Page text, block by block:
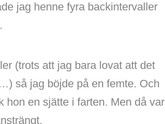
jag henne fyra backintervaller
(trots att jag bara lovat att det
så jag böjde på en femte. Och
hon en sjätte i farten. Men då var